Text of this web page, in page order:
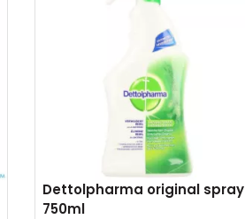
Dettolpharma original spray
750ml